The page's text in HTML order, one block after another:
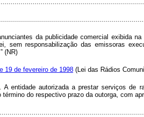
da publicidade comercial exibida
sem responsabilização das emissoras
(NR)
19 de fevereiro de 1998(Lei das Rádios
A entidade autorizada a prestar serviços de
término do respectivo prazo da outorga, com